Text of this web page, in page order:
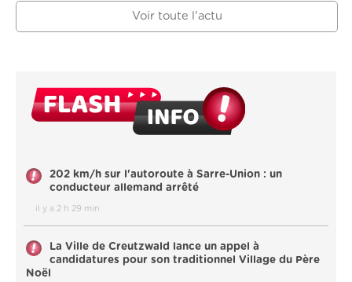
Voir toute l'actu
202 km/h sur l'autoroute à Sarre-Union : un
conducteur allemand arrêté
il y a 2 h 29 min
La Ville de Creutzwald lance un appel à
candidatures pour son traditionnel Village du Père
Noël